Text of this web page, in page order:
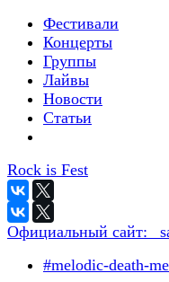
Фестивали
Концерты
Группы
Лайвы
Новости
Статьи
Rock is Fest
Официальный сайт:
#melodic-death-